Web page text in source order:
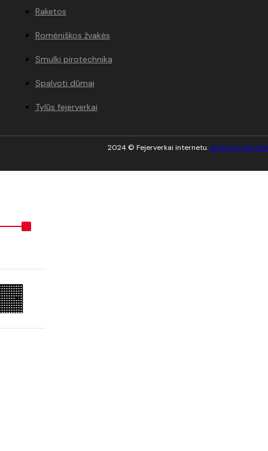
Raketos
Romėniškos žvakės
Smulki pirotechnika
Spalvoti dūmai
Tylūs fejerverkai
2024 © Fejerverkai internetu.Svetainių